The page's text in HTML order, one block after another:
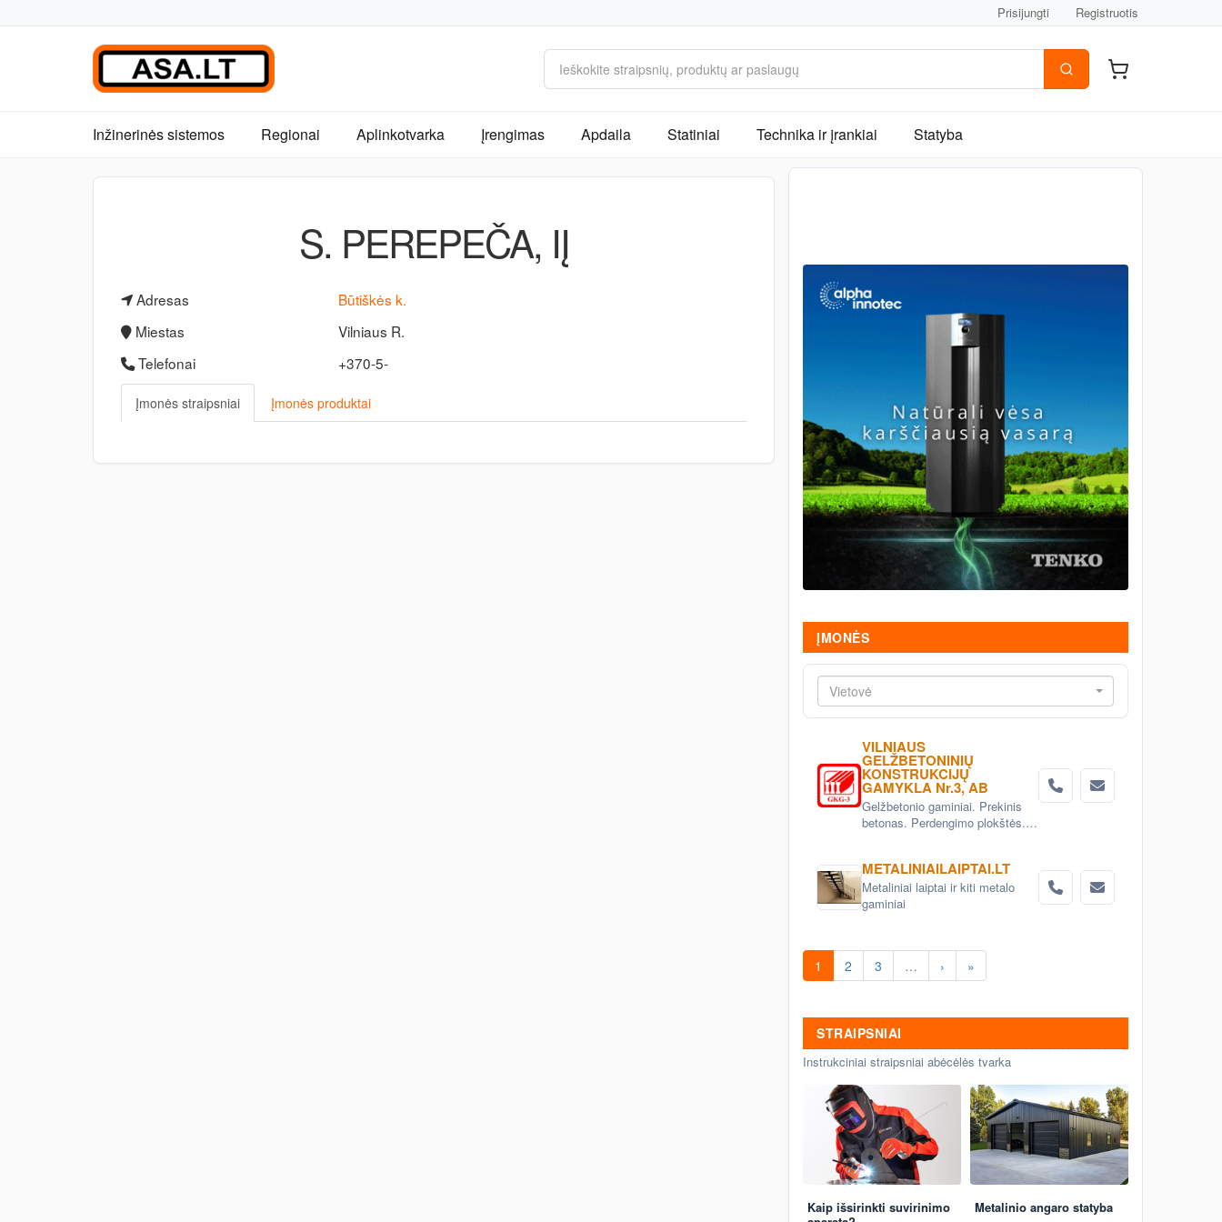
Prisijungti Registruotis
Inžinerinės sistemos Regionai Aplinkotvarka Įrengimas Apdaila Statiniai Technika ir įrankiai Statyba
S. PEREPEČA, IĮ
Adresas
Būtiškės k.
Miestas
Vilniaus R.
Telefonai
+370-5-
Įmonės straipsniai Įmonės produktai
ĮMONĖS
Vietovė
VILNIAUS
GELŽBETONINIŲ
KONSTRUKCIJŲ
GAMYKLA Nr.3, AB
Gelžbetonio gaminiai. Prekinis
betonas. Perdengimo plokštės.
Betoniniai šulinio žiedai. Tvoros
elementai
METALINIAILAIPTAI.LT
Metaliniai laiptai ir kiti metalo
gaminiai
1 2 3 … › »
STRAIPSNIAI
Instrukciniai straipsniai abėcėlės tvarka
Kaip išsirinkti suvirinimo
Metalinio angaro statyba